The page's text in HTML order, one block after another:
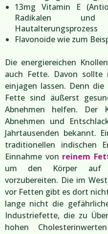
13mg Vitamin E
Radikalen
Hautalterungsprozess
Flavonoide wie zum
Die energiereichen
auch Fette. Davon sollte
einjagen lassen. Denn
Fette sind äußerst
Abnehmen helfen. Der
Abnehmen und
Jahrtausenden bekannt.
traditionellen indischen
Einnahme von reinem
um den Körper auf
vorzubereiten. Die im
vor Fetten gibt es dort
lange nicht die
Industriefette, die zu
hohen